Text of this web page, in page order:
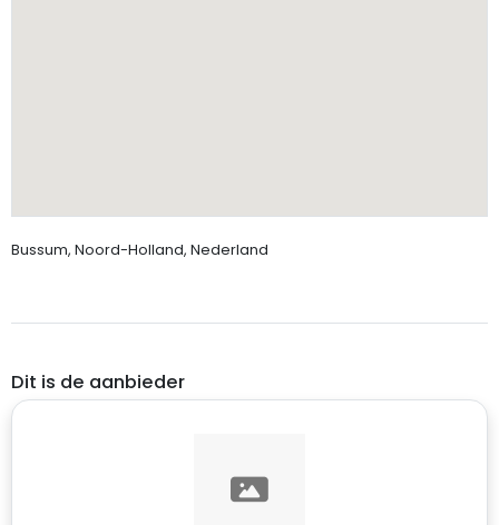
Bussum, Noord-Holland, Nederland
Dit is de aanbieder